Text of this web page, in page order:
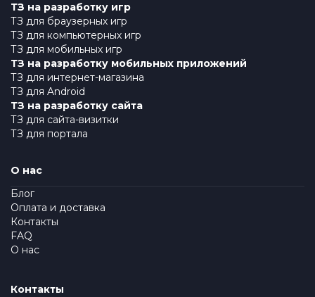
ТЗ на разработку игр
ТЗ для браузерных игр
ТЗ для компьютерных игр
ТЗ для мобильных игр
ТЗ на разработку мобильных приложений
ТЗ для интернет-магазина
ТЗ для Android
ТЗ на разработку сайта
ТЗ для сайта-визитки
ТЗ для портала
О нас
Блог
Оплата и доставка
Контакты
FAQ
О нас
Контакты